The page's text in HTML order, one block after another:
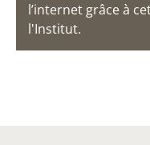
l’internet grâce à
l'Institut.